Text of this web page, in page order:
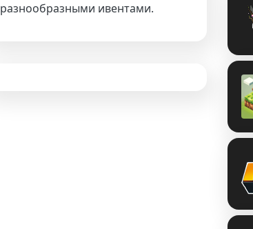
разнообразными ивентами.